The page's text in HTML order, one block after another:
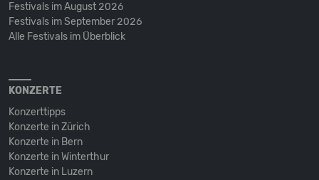
Festivals im August 2026
Festivals im September 2026
Alle Festivals im Überblick
KONZERTE
Konzerttipps
Konzerte in Zürich
Konzerte in Bern
Konzerte in Winterthur
Konzerte in Luzern